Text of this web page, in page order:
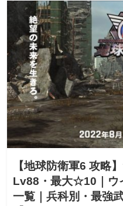
【地球防衛軍6 攻略
Lv88・最大☆10｜ウ
一覧｜兵科別・最強